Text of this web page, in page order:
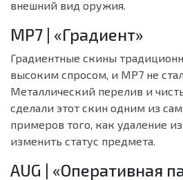
внешний вид оружия.
MP7 | «Градиент»
Градиентные скины
высоким спросом, и MP7 не
Металлический перелив и
сделали этот скин одним из
примеров того, как удаление
изменить статус предмета.
AUG | «Оперативная